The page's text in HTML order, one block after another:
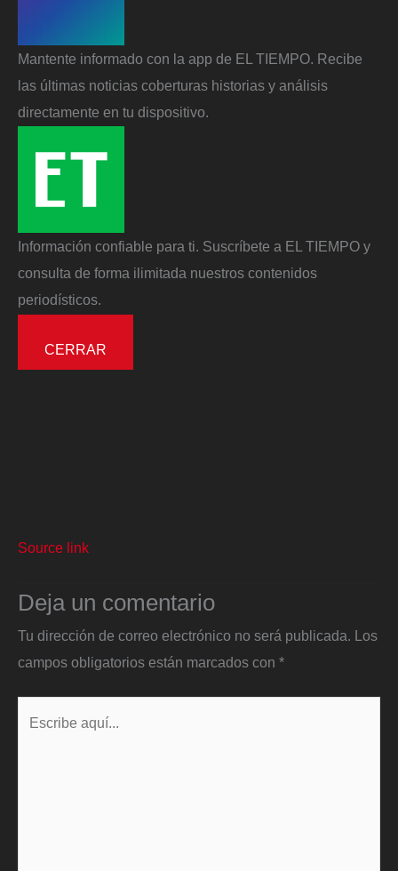
Mantente informado con la app de EL TIEMPO. Recibe
las últimas noticias coberturas historias y análisis
directamente en tu dispositivo.
Información confiable para ti. Suscríbete a EL TIEMPO y
consulta de forma ilimitada nuestros contenidos
periodísticos.
CERRAR
Source link
Deja un comentario
Tu dirección de correo electrónico no será publicada. Los
campos obligatorios están marcados con *